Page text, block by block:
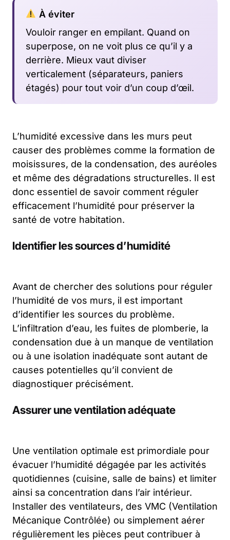
À éviter
Vouloir ranger en empilant. Quand on
superpose, on ne voit plus ce qu’il y a
derrière. Mieux vaut diviser
verticalement (séparateurs, paniers
étagés) pour tout voir d’un coup d’œil.
L’humidité excessive dans les murs peut
causer des problèmes comme la formation de
moisissures, de la condensation, des auréoles
et même des dégradations structurelles. Il est
donc essentiel de savoir comment réguler
efficacement l’humidité pour préserver la
santé de votre habitation.
Identifier les sources d’humidité
Avant de chercher des solutions pour réguler
l’humidité de vos murs, il est important
d’identifier les sources du problème.
L’infiltration d’eau, les fuites de plomberie, la
condensation due à un manque de ventilation
ou à une isolation inadéquate sont autant de
causes potentielles qu’il convient de
diagnostiquer précisément.
Assurer une ventilation adéquate
Une ventilation optimale est primordiale pour
évacuer l’humidité dégagée par les activités
quotidiennes (cuisine, salle de bains) et limiter
ainsi sa concentration dans l’air intérieur.
Installer des ventilateurs, des VMC (Ventilation
Mécanique Contrôlée) ou simplement aérer
régulièrement les pièces peut contribuer à